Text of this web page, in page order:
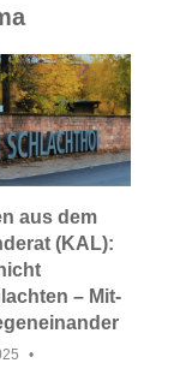
aus dem
(KAL):
– Mit-